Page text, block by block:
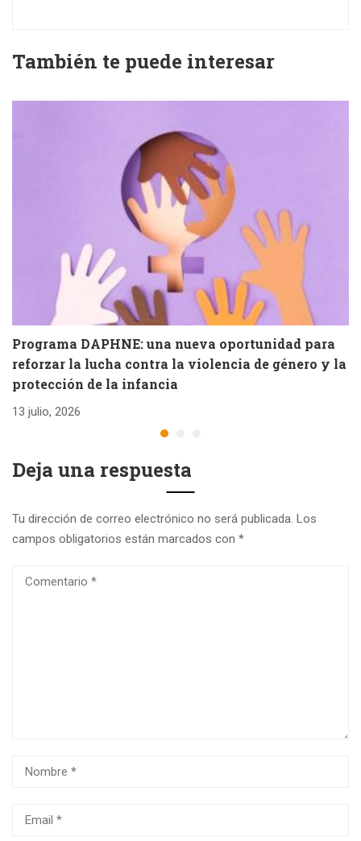
También te puede interesar
Programa DAPHNE: una nueva oportunidad para
reforzar la lucha contra la violencia de género y la
protección de la infancia
13 julio, 2026
Deja una respuesta
Tu dirección de correo electrónico no será publicada. Los
campos obligatorios están marcados con *